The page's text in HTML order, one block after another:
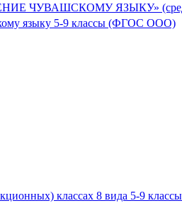
ЧУВАШСКОМУ ЯЗЫКУ»
языку 5-9 классы (ФГОС ООО)
классах 8 вида 5-9